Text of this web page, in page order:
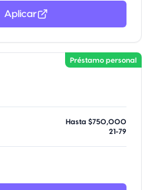
Aplicar
Préstamo personal
Hasta $750,000
21-79